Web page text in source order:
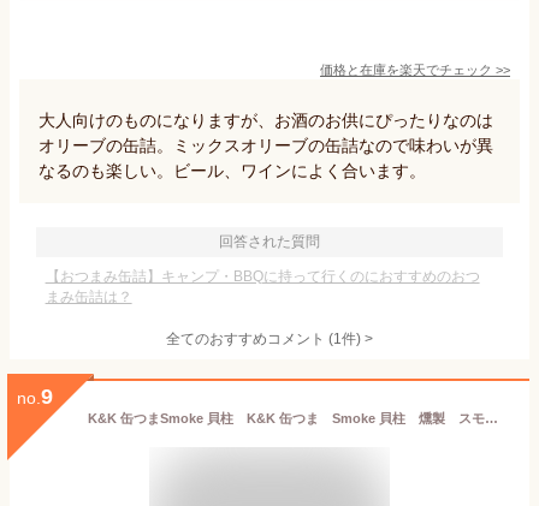
価格と在庫を楽天でチェック >>
大人向けのものになりますが、お酒のお供にぴったりなのは
オリーブの缶詰。ミックスオリーブの缶詰なので味わいが異
なるのも楽しい。ビール、ワインによく合います。
回答された質問
【おつまみ缶詰】キャンプ・BBQに持って行くのにおすすめのおつ
まみ缶詰は？
全てのおすすめコメント (1件) >
no. 9
K&K 缶つまSmoke 貝柱 K&K 缶つま Smoke 貝柱 燻製 スモーク いたや貝 国分 おつまみ 缶詰 酒の肴 家飲 珍味 ビール ワイン 日本酒 ギフト プレゼント プチギフト